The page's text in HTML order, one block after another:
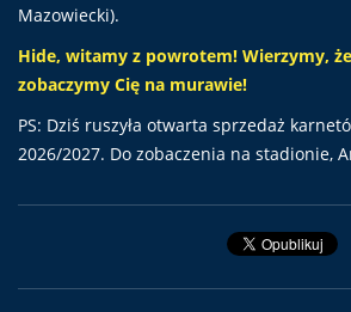
Mazowiecki).
Hide, witamy z powrotem! Wierzymy,
zobaczymy Cię na murawie!
PS: Dziś ruszyła otwarta sprzedaż
2026/2027. Do zobaczenia na stadionie,